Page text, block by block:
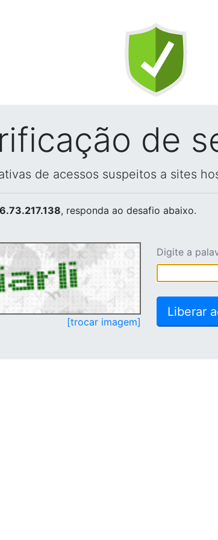
de
de acessos suspeitos a sites
, responda ao desafio abaixo.
[trocar imagem]
Digite a